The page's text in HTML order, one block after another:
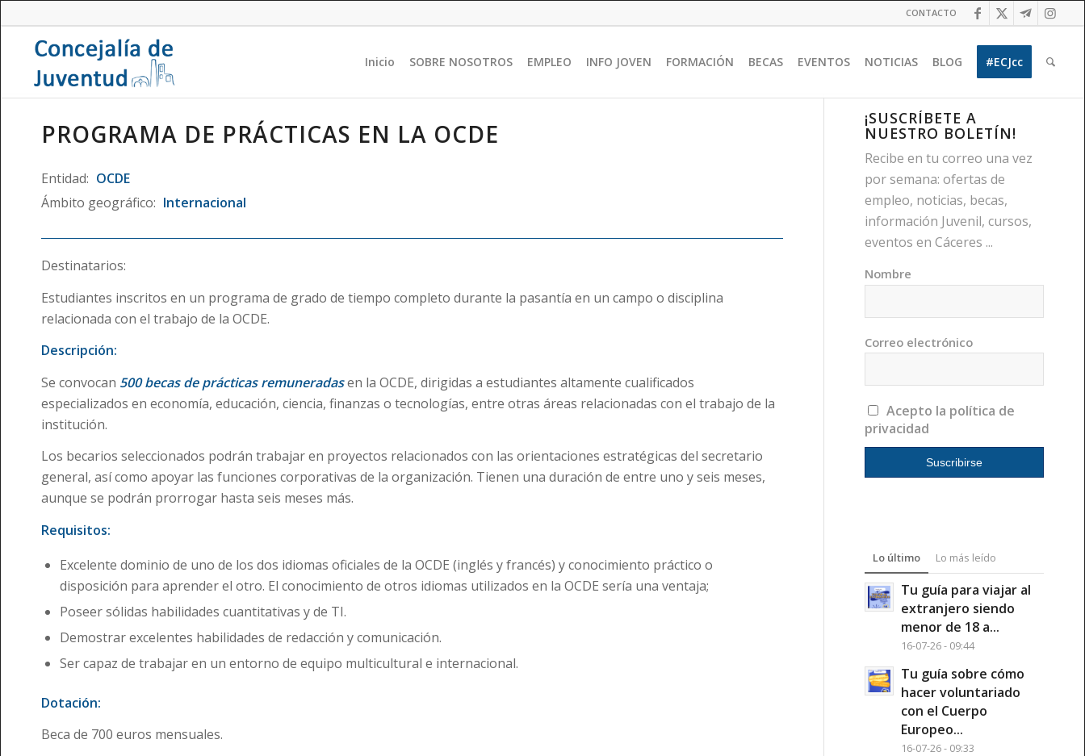
CONTACTO
Inicio SOBRE NOSOTROS EMPLEO INFO JOVEN FORMACIÓN BECAS EVENTOS NOTICIAS BLOG #ECJcc
PROGRAMA DE PRÁCTICAS EN LA OCDE
Entidad: OCDE
Ámbito geográfico: Internacional
Destinatarios:
Estudiantes inscritos en un programa de grado de tiempo completo durante la pasantía en un campo o disciplina
relacionada con el trabajo de la OCDE.
Descripción:
Se convocan 500 becas de prácticas remuneradasen la OCDE, dirigidas a estudiantes altamente cualificados
especializados en economía, educación, ciencia, finanzas o tecnologías, entre otras áreas relacionadas con el trabajo de la
institución.
Los becarios seleccionados podrán trabajar en proyectos relacionados con las orientaciones estratégicas del secretario
general, así como apoyar las funciones corporativas de la organización. Tienen una duración de entre uno y seis meses,
aunque se podrán prorrogar hasta seis meses más.
Requisitos:
Excelente dominio de uno de los dos idiomas oficiales de la OCDE (inglés y francés) y conocimiento práctico o
disposición para aprender el otro. El conocimiento de otros idiomas utilizados en la OCDE sería una ventaja;
Poseer sólidas habilidades cuantitativas y de TI.
Demostrar excelentes habilidades de redacción y comunicación.
Ser capaz de trabajar en un entorno de equipo multicultural e internacional.
Dotación:
Beca de 700 euros mensuales.
¡SUSCRÍBETE A
NUESTRO BOLETÍN!
Recibe en tu correo una vez
por semana: ofertas de
empleo, noticias, becas,
información Juvenil, cursos,
eventos en Cáceres ...
Nombre
Correo electrónico
Acepto la política de
privacidad
Lo último Lo más leído
Tu guía para viajar al
extranjero siendo
menor de 18 a...
16-07-26 - 09:44
Tu guía sobre cómo
hacer voluntariado
con el Cuerpo
Europeo...
16-07-26 - 09:33